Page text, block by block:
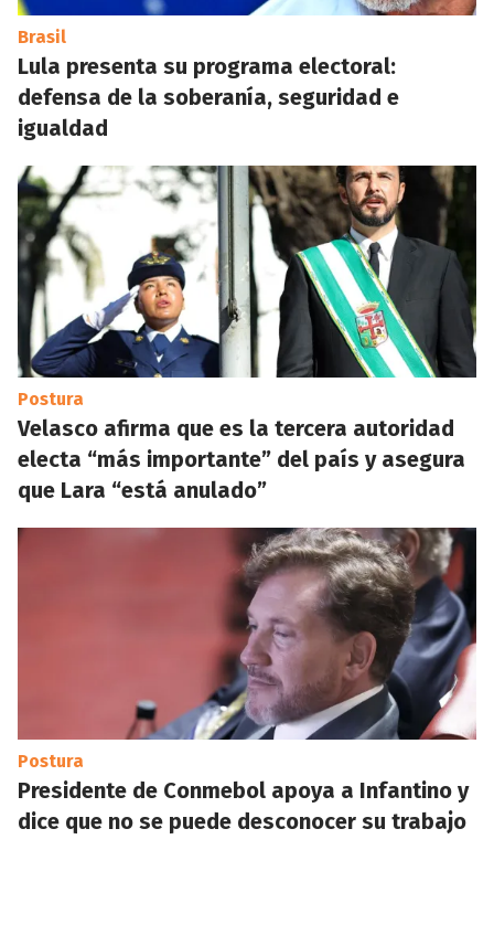
Brasil
Lula presenta su programa electoral:
defensa de la soberanía, seguridad e
igualdad
Postura
Velasco afirma que es la tercera autoridad
electa “más importante” del país y asegura
que Lara “está anulado”
Postura
Presidente de Conmebol apoya a Infantino y
dice que no se puede desconocer su trabajo